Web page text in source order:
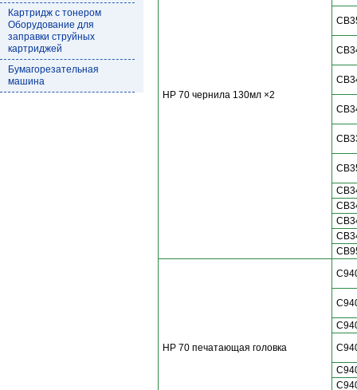
Картридж с тонером
Оборудование для
заправки струйных
картриджей
Бумагорезательная
машина
HP 70 чернила 130мл ×2
HP 70 печатающая головка